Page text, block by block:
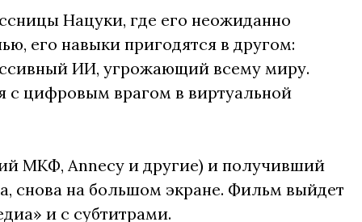
Нацуки, где его неожиданно
его навыки пригодятся в другом:
ИИ, угрожающий всему миру.
с цифровым врагом в виртуальной
МКФ, Annecy и другие) и получивший
на большом экране. Фильм выйдет
и с субтитрами.